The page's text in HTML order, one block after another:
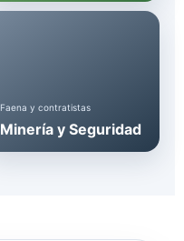
Faena y contratistas
Minería y Seguridad